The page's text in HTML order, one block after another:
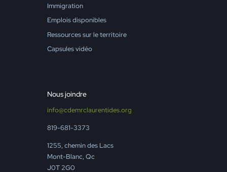
Immigration
Emplois disponibles
Ressources sur le territoire
Capsules vidéo
Nous joindre
info@cdemrclaurentides.org
819-681-3373
1255, chemin des Lacs
Mont-Blanc, Qc
J0T 2G0